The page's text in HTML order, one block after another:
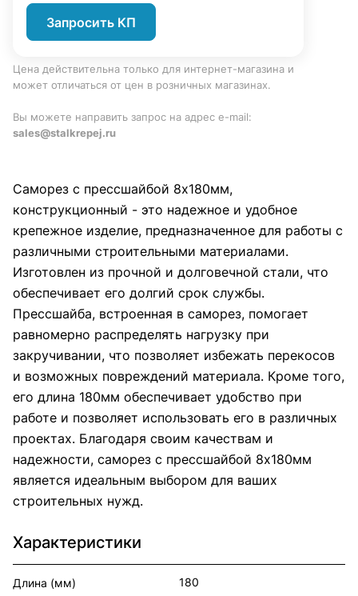
Запросить КП
Цена действительна только для интернет-магазина и
может отличаться от цен в розничных магазинах.
Вы можете направить запрос на адрес e-mail:
sales@stalkrepej.ru
Саморез с прессшайбой 8х180мм,
конструкционный - это надежное и удобное
крепежное изделие, предназначенное для работы с
различными строительными материалами.
Изготовлен из прочной и долговечной стали, что
обеспечивает его долгий срок службы.
Прессшайба, встроенная в саморез, помогает
равномерно распределять нагрузку при
закручивании, что позволяет избежать перекосов
и возможных повреждений материала. Кроме того,
его длина 180мм обеспечивает удобство при
работе и позволяет использовать его в различных
проектах. Благодаря своим качествам и
надежности, саморез с прессшайбой 8х180мм
является идеальным выбором для ваших
строительных нужд.
Характеристики
Длина (мм) 180